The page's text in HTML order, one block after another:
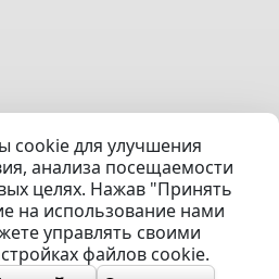
5 этаж)
Продажа, выкуп и обмен | УНП
cookie для улучшения
анализа посещаемости
целях. Нажав "Принять
на использование нами
управлять своими
файлов cookie.